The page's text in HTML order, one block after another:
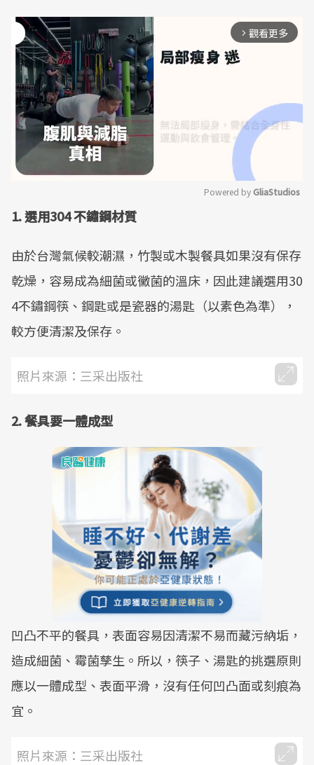
arrow_forward_ios 觀看更多
Powered by GliaStudios
1. 選用304 不鏽鋼材質
由於台灣氣候較潮濕，竹製或木製餐具如果沒有保存
乾燥，容易成為細菌或黴菌的溫床，因此建議選用30
4不鏽鋼筷、鋼匙或是瓷器的湯匙（以素色為準），
較方便清潔及保存。
照片來源：三采出版社
2. 餐具要一體成型
凹凸不平的餐具，表面容易因清潔不易而藏污納垢，
造成細菌、霉菌孳生。所以，筷子、湯匙的挑選原則
應以一體成型、表面平滑，沒有任何凹凸面或刻痕為
宜。
照片來源：三采出版社